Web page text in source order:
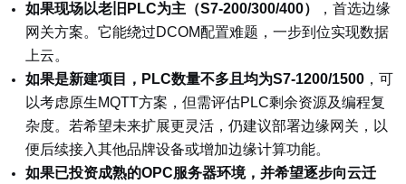
如果现场以老旧PLC为主（S7-200/300/400） ， 首选边缘
网关方案。它能绕过DCOM配置难题，一步到位实现数据
上云。
如果是新建项目，PLC数量不多且均为S7-1200/1500 ，可
以考虑原生MQTT方案，但需评估PLC剩余资源及编程复
杂度。若希望未来扩展更灵活，仍建议部署边缘网关，以
便后续接入其他品牌设备或增加边缘计算功能。
如果已投资成熟的OPC服务器环境，并希望逐步向云迁